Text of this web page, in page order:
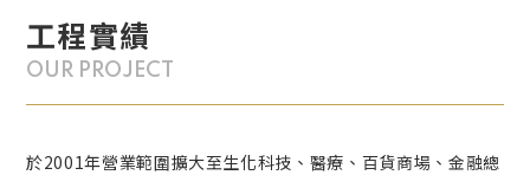
工程實績
OUR PROJECT
於2001年營業範圍擴大至生化科技、醫療、百貨商場、金融總